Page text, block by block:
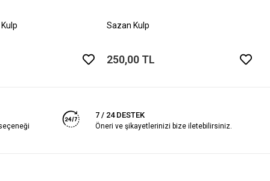
Sazan Kulp
250,00 TL
7 / 24 DESTEK
Öneri ve şikayetlerinizi bize iletebilirsiniz.